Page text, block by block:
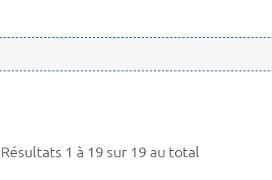
Résultats 1 à 19 sur 19 au total